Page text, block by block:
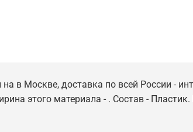
в Москве, доставка по всей России -
этого материала - . Состав -